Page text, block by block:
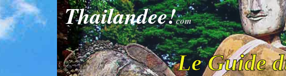
Thailandee!com
Le Guide